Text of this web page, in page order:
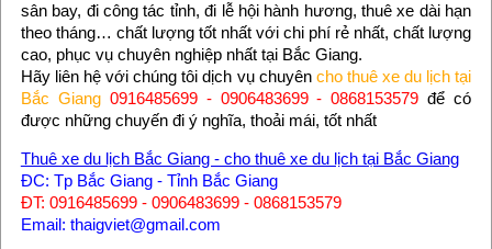
sân bay, đi công tác tỉnh, đi lễ hội hành hương, thuê xe dài hạn
theo tháng… chất lượng tốt nhất với chi phí rẻ nhất, chất lượng
cao, phục vụ chuyên nghiệp nhất tại Bắc Giang.
Hãy liên hệ với chúng tôi dịch vụ chuyên cho thuê xe du lịch tại
Bắc Giang 0916485699 - 0906483699 - 0868153579 để có
được những chuyến đi ý nghĩa, thoải mái, tốt nhất
Thuê xe du lịch Bắc Giang - cho thuê xe du lịch tại Bắc Giang
ĐC: Tp Bắc Giang - Tỉnh Bắc Giang
ĐT: 0916485699 - 0906483699 - 0868153579
Email: thaigviet@gmail.com